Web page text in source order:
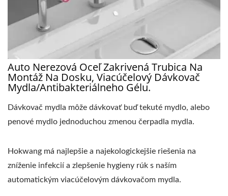
Auto Nerezová Oceľ Zakrivená Trubica Na
Montáž Na Dosku, Viacúčelový Dávkovač
Mydla/antibakteriálneho Gélu.
Dávkovač mydla môže dávkovať buď tekuté mydlo, alebo
penové mydlo jednoduchou zmenou čerpadla mydla.
Hokwang má najlepšie a najekologickejšie riešenia na
zníženie infekcií a zlepšenie hygieny rúk s naším
automatickým viacúčelovým dávkovačom mydla.